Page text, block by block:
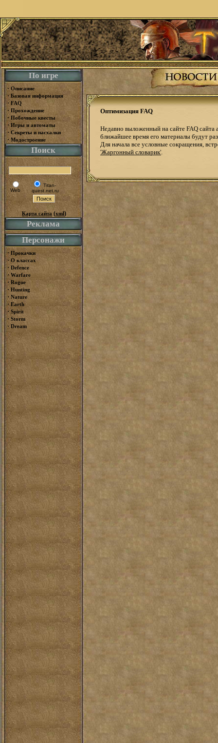
По игре
· Описание
· Базовая информация
· FAQ
· Прохождение
· Побочные квесты
· Игры и автоматы
· Секреты и пасхалки
· Модостроение
Поиск
Web
Titan-
quest.net.ru
Карта сайта (xml)
Реклама
Персонажи
·Прокачки
·О классах
·Defence
· Warfare
·Rogue
· Hunting
·Nature
·Earth
·Spirit
· Storm
·Dream
Оптимизация FAQ
Недавно выложенный на сайте FAQ
ближайшее время его материалы будут
Для начала все условные сокращения,
'Жаргонный словарик'.